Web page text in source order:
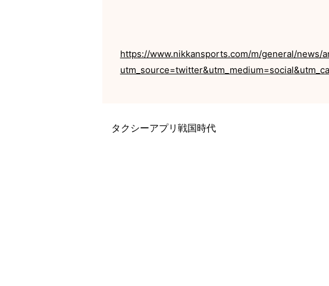
https://www.nikkansports.com/m/general/news/
タクシーアプリ戦国時代